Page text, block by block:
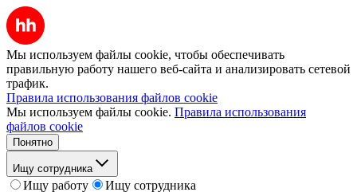
Мы используем файлы cookie, чтобы обеспечивать
правильную работу нашего веб-сайта и анализировать сетевой
трафик.
Правила использования файлов cookie
Мы используем файлы cookie. Правила использования
файлов cookie
Понятно
Ищу сотрудника
Ищу работу
Ищу сотрудника